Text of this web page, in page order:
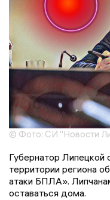
© Фото: СИ "Новости
Губернатор Липецкой
территории региона
атаки БПЛА».
оставаться дома.